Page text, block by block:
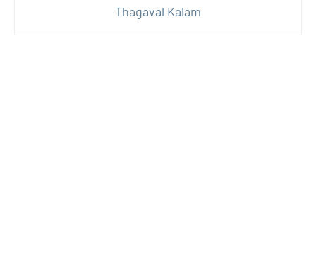
Thagaval Kalam